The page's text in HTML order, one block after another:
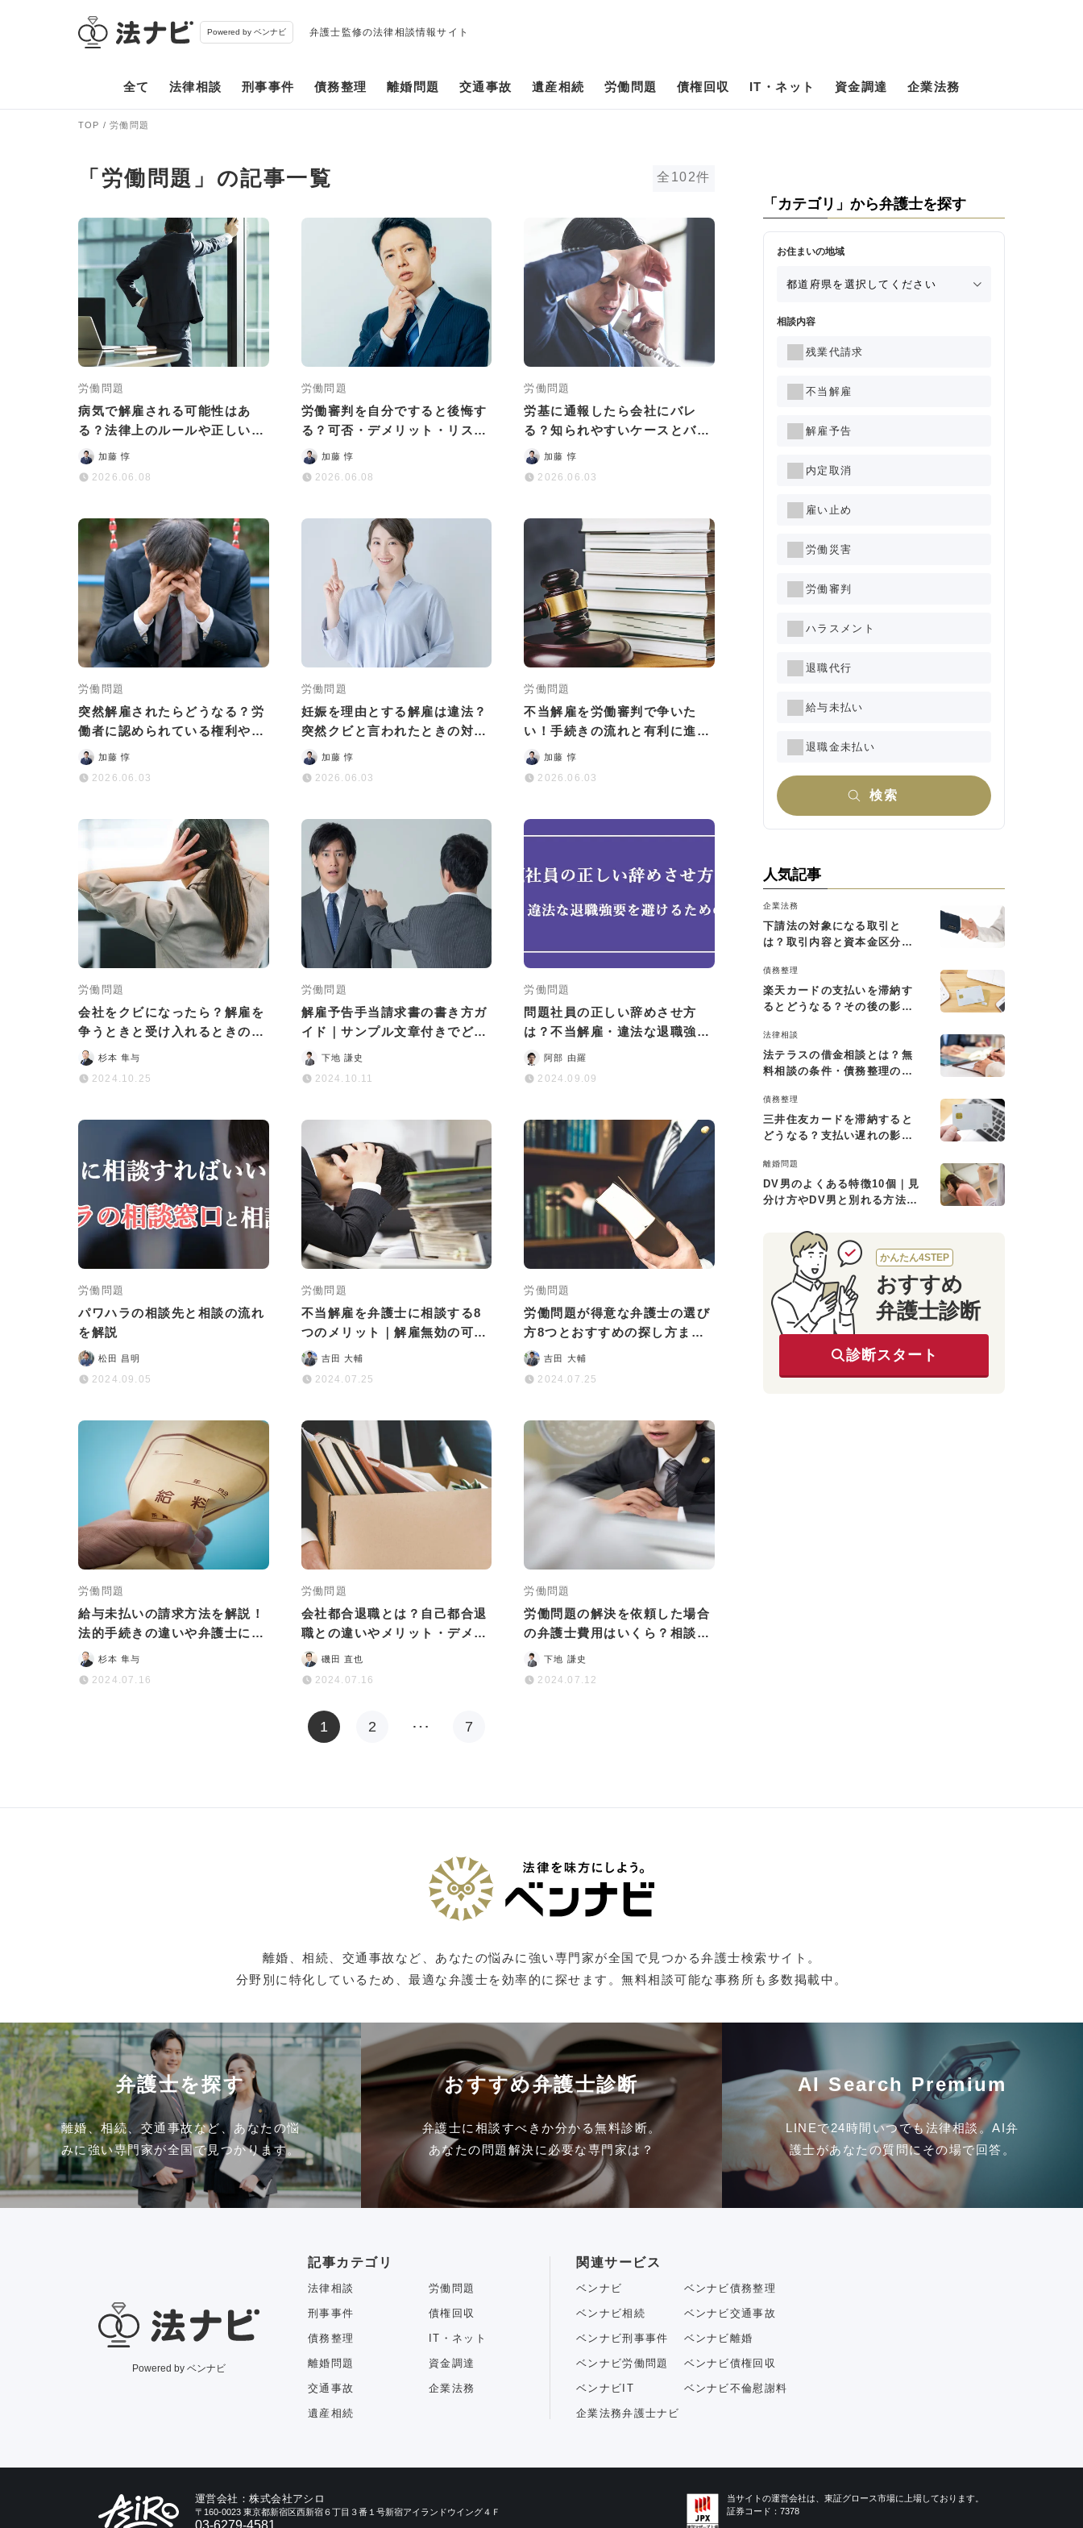
Powered by ベンナビ 弁護士監修の法律相談情報サイト
全て 法律相談 刑事事件 債務整理 離婚問題 交通事故 遺産相続 労働問題 債権回収 IT・ネット 資金調達 企業法務
TOP 労働問題
「労働問題」の記事一覧 全102件
労働問題
病気で解雇される可能性はあ
る？法律上のルールや正しい対
処法をわかりやすく解説
加藤 惇
2026.06.08
労働問題
労働審判を自分ですると後悔す
る？可否・デメリット・リスク
を徹底解説
加藤 惇
2026.06.08
労働問題
労基に通報したら会社にバレ
る？知られやすいケースとバレ
るリスクを減らす方法
加藤 惇
2026.06.03
労働問題
突然解雇されたらどうなる？労
働者に認められている権利や今
すぐ取るべき対処法
加藤 惇
2026.06.03
労働問題
妊娠を理由とする解雇は違法？
突然クビと言われたときの対処
法と解決策を解説
加藤 惇
2026.06.03
労働問題
不当解雇を労働審判で争いた
い！手続きの流れと有利に進め
るコツを詳しく解説
加藤 惇
2026.06.03
労働問題
会社をクビになったら？解雇を
争うときと受け入れるときの対
応をそれぞれ紹介
杉本 隼与
2024.10.25
労働問題
解雇予告手当請求書の書き方ガ
イド｜サンプル文章付きでどう
書けばいいのかを解説
下地 謙史
2024.10.11
労働問題
問題社員の正しい辞めさせ方
は？不当解雇・違法な退職強要
を避けるためのポイント
阿部 由羅
2024.09.09
労働問題
パワハラの相談先と相談の流れ
を解説
松田 昌明
2024.09.05
労働問題
不当解雇を弁護士に相談する8
つのメリット｜解雇無効の可能
性を高める方法
吉田 大輔
2024.07.25
労働問題
労働問題が得意な弁護士の選び
方8つとおすすめの探し方まと
め
吉田 大輔
2024.07.25
労働問題
給与未払いの請求方法を解説！
法的手続きの違いや弁護士に依
頼するメリットも
杉本 隼与
2024.07.16
労働問題
会社都合退職とは？自己都合退
職との違いやメリット・デメリ
ットを解説
磯田 直也
2024.07.16
労働問題
労働問題の解決を依頼した場合
の弁護士費用はいくら？相談か
ら解決までの目安を紹介
下地 謙史
2024.07.12
1 2 … 7
「カテゴリ」から弁護士を探す
お住まいの地域
相談内容
残業代請求
不当解雇
解雇予告
内定取消
雇い止め
労働災害
労働審判
ハラスメント
退職代行
給与未払い
退職金未払い
検索
人気記事
企業法務
下請法の対象になる取引と
は？取引内容と資本金区分に
債務整理
楽天カードの支払いを滞納す
るとどうなる？その後の影響
法律相談
法テラスの借金相談とは？無
料相談の条件・債務整理の費
債務整理
三井住友カードを滞納すると
どうなる？支払い遅れの影響
離婚問題
DV男のよくある特徴10個｜見
分け方やDV男と別れる方法も
かんたん4STEP
おすすめ
弁護士診断
診断スタート
離婚、相続、交通事故など、あなたの悩みに強い専門家が全国で見つかる弁護士検索サイト。
分野別に特化しているため、最適な弁護士を効率的に探せます。無料相談可能な事務所も多数掲載中。
弁護士を探す
離婚、相続、交通事故など、あなたの悩
みに強い専門家が全国で見つかります。
おすすめ弁護士診断
弁護士に相談すべきか分かる無料診断。
あなたの問題解決に必要な専門家は？
AI Search Premium
LINEで24時間いつでも法律相談。AI弁
護士があなたの質問にその場で回答。
Powered by ベンナビ
記事カテゴリ
法律相談 労働問題
刑事事件 債権回収
債務整理 IT・ネット
離婚問題 資金調達
交通事故 企業法務
遺産相続
関連サービス
ベンナビ ベンナビ債務整理
ベンナビ相続 ベンナビ交通事故
ベンナビ刑事事件 ベンナビ離婚
ベンナビ労働問題 ベンナビ債権回収
ベンナビIT ベンナビ不倫慰謝料
企業法務弁護士ナビ
運営会社：株式会社アシロ
〒160-0023 東京都新宿区西新宿６丁目３番１号新宿アイランドウイング４Ｆ
03-6279-4581
当サイトの運営会社は、東証グロース市場に上場しております。
証券コード：7378